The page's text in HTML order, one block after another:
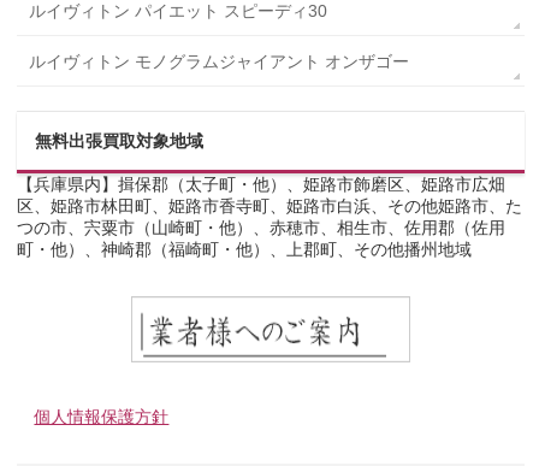
ルイヴィトン パイエット スピーディ30
ルイヴィトン モノグラムジャイアント オンザゴー
無料出張買取対象地域
【兵庫県内】揖保郡（太子町・他）、姫路市飾磨区、姫路市広畑
区、姫路市林田町、姫路市香寺町、姫路市白浜、その他姫路市、た
つの市、宍粟市（山崎町・他）、赤穂市、相生市、佐用郡（佐用
町・他）、神崎郡（福崎町・他）、上郡町、その他播州地域
個人情報保護方針